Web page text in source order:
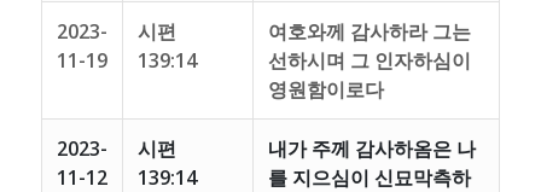
2023-
11-19
시편
139:14
여호와께 감사하라 그는
선하시며 그 인자하심이
영원함이로다
2023-
11-12
시편
139:14
내가 주께 감사하옴은 나
를 지으심이 신묘막측하